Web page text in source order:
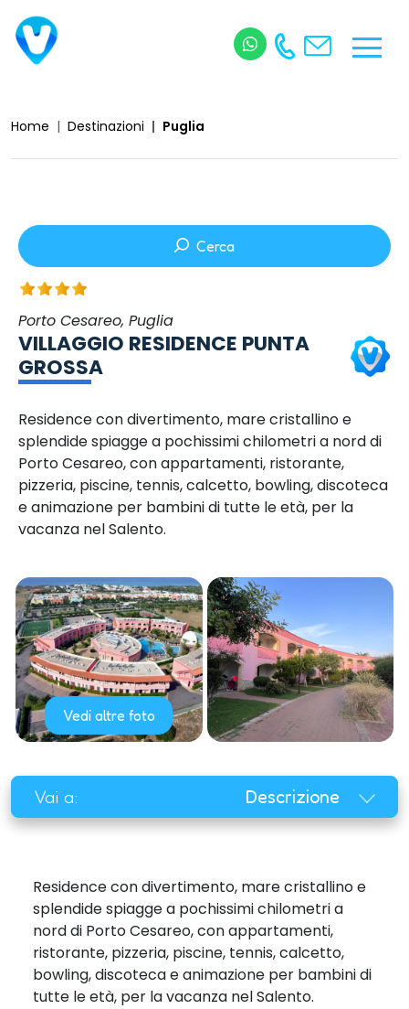
Home Destinazioni Puglia
Porto Cesareo, Puglia
VILLAGGIO RESIDENCE PUNTA
GROSSA
Residence con divertimento, mare cristallino e
splendide spiagge a pochissimi chilometri a nord di
Porto Cesareo, con appartamenti, ristorante,
pizzeria, piscine, tennis, calcetto, bowling, discoteca
e animazione per bambini di tutte le età, per la
vacanza nel Salento.
Cerca
Vedi altre foto
Vai a: Descrizione
Residence con divertimento, mare cristallino e
splendide spiagge a pochissimi chilometri a
nord di Porto Cesareo, con appartamenti,
ristorante, pizzeria, piscine, tennis, calcetto,
bowling, discoteca e animazione per bambini di
tutte le età, per la vacanza nel Salento.